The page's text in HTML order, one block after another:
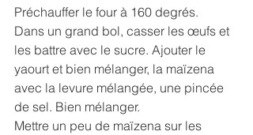
Préchauffer le four à 160 degrés.
Dans un grand bol, casser les œufs et
les battre avec le sucre. Ajouter le
yaourt et bien mélanger, la maïzena
avec la levure mélangée, une pincée
de sel. Bien mélanger.
Mettre un peu de maïzena sur les